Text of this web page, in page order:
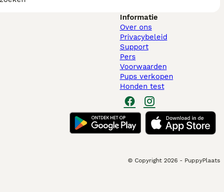
Informatie
Over ons
Privacybeleid
Support
Pers
Voorwaarden
Pups verkopen
Honden test
© Copyright 2026 - PuppyPlaats